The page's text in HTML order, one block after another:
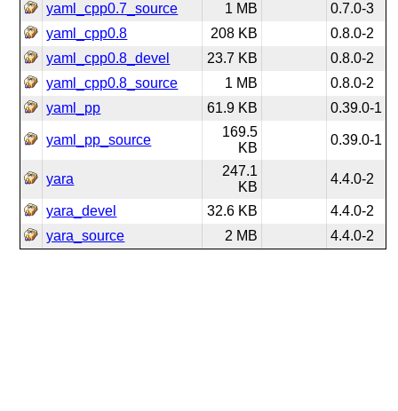
yaml_cpp0.7_source 1 MB
0.7.0-3
yaml_cpp0.8
208 KB
0.8.0-2
yaml_cpp0.8_devel
23.7 KB
0.8.0-2
yaml_cpp0.8_source
1 MB
0.8.0-2
yaml_pp
61.9 KB 0.39.0-1
yaml_pp_source
169.5
KB
0.39.0-1
yara
247.1
KB
4.4.0-2
yara_devel 32.6 KB
4.4.0-2
yara_source
2 MB 4.4.0-2